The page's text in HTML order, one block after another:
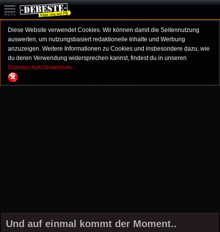
Diese Website verwendet Cookies. Wir können damit die Seitennutzung
auswerten, um nutzungsbasiert redaktionelle Inhalte und Werbung
anzuzeigen. Weitere Informationen zu Cookies und insbesondere dazu, wie
du deren Verwendung widersprechen kannst, findest du in unseren
Datenschutzhinweisen.
Und auf einmal kommt der Moment..